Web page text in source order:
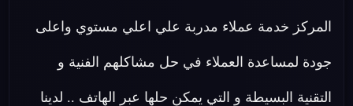
المركز خدمة عملاء مدربة علي اعلي مستوي واعلى
جودة لمساعدة العملاء في حل مشاكلهم الفنية و
التقنية البسيطة و التي يمكن حلها عبر الهاتف .. لدينا